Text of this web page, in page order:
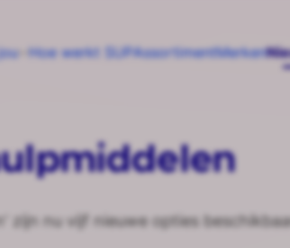
Hoe werkt SUPAssortimentMerken
zijn nu vijf nieuwe opties